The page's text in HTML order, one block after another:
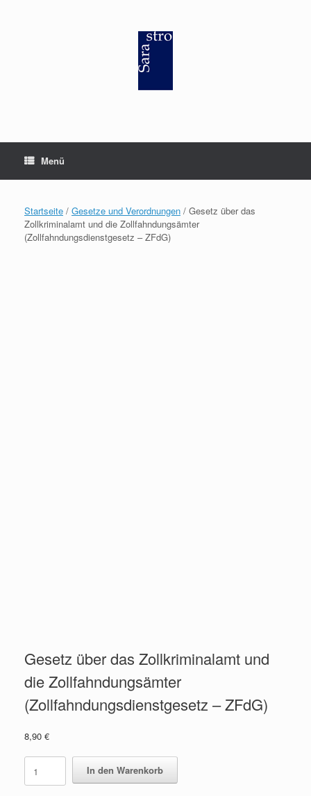
Menü
Startseite / Gesetze und Verordnungen / Gesetz über das
Zollkriminalamt und die Zollfahndungsämter
(Zollfahndungsdienstgesetz – ZFdG)
Gesetz über das Zollkriminalamt und
die Zollfahndungsämter
(Zollfahndungsdienstgesetz – ZFdG)
8,90 €
Gesetz
über
das
In den Warenkorb